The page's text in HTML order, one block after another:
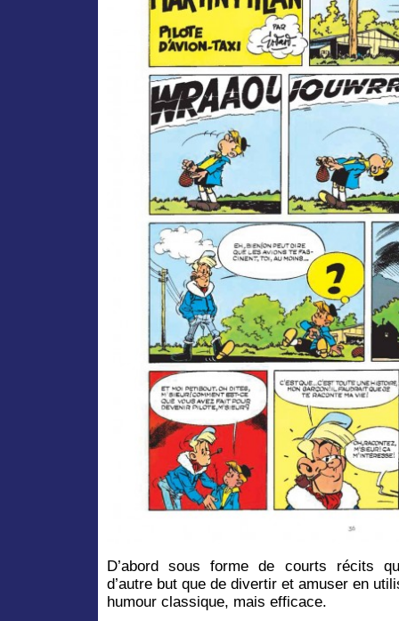
D’abord sous forme de courts récits
d’autre but que de divertir et amuser en
humour classique, mais efficace.